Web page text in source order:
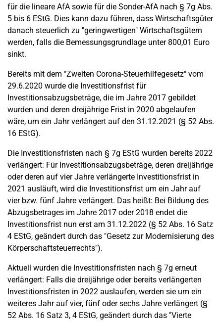
für die lineare AfA sowie für die Sonder-AfA nach § 7g Abs.
5 bis 6 EStG. Dies kann dazu führen, dass Wirtschaftsgüter
danach steuerlich zu "geringwertigen" Wirtschaftsgütern
werden, falls die Bemessungsgrundlage unter 800,01 Euro
sinkt.
Bereits mit dem "Zweiten Corona-Steuerhilfegesetz" vom
29.6.2020 wurde die Investitionsfrist für
Investitionsabzugsbeträge, die im Jahre 2017 gebildet
wurden und deren dreijährige Frist in 2020 abgelaufen
wäre, um ein Jahr verlängert auf den 31.12.2021 (§ 52 Abs.
16 EStG).
Die Investitionsfristen nach § 7g EStG wurden bereits 2022
verlängert: Für Investitionsabzugsbeträge, deren dreijährige
oder deren auf vier Jahre verlängerte Investitionsfrist in
2021 ausläuft, wird die Investitionsfrist um ein Jahr auf
vier bzw. fünf Jahre verlängert. Das heißt: Bei Bildung des
Abzugsbetrages im Jahre 2017 oder 2018 endet die
Investitionsfrist nun erst am 31.12.2022 (§ 52 Abs. 16 Satz
4 EStG, geändert durch das "Gesetz zur Modernisierung des
Körperschaftsteuerrechts").
Aktuell wurden die Investitionsfristen nach § 7g erneut
verlängert: Falls die dreijährige oder bereits verlängerten
Investitionsfristen in 2022 auslaufen, werden sie um ein
weiteres Jahr auf vier, fünf oder sechs Jahre verlängert (§
52 Abs. 16 Satz 3, 4 EStG, geändert durch das "Vierte